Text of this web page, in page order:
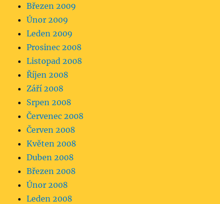
Březen 2009
Únor 2009
Leden 2009
Prosinec 2008
Listopad 2008
Říjen 2008
Září 2008
Srpen 2008
Červenec 2008
Červen 2008
Květen 2008
Duben 2008
Březen 2008
Únor 2008
Leden 2008